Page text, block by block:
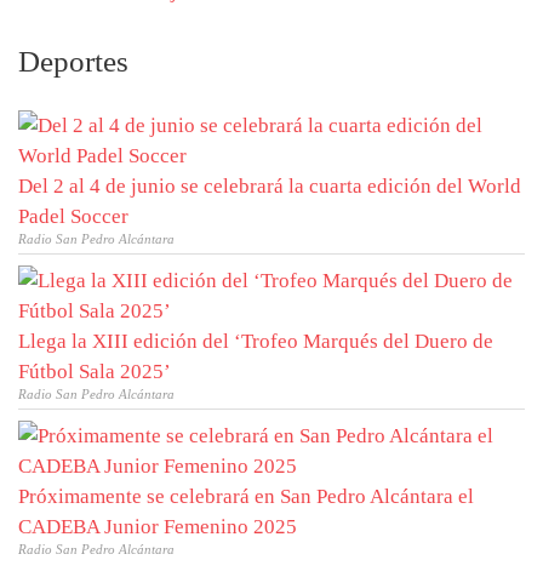
Deportes
Del 2 al 4 de junio se celebrará la cuarta edición del World
Padel Soccer
Radio San Pedro Alcántara
Llega la XIII edición del ‘Trofeo Marqués del Duero de
Fútbol Sala 2025’
Radio San Pedro Alcántara
Próximamente se celebrará en San Pedro Alcántara el
CADEBA Junior Femenino 2025
Radio San Pedro Alcántara